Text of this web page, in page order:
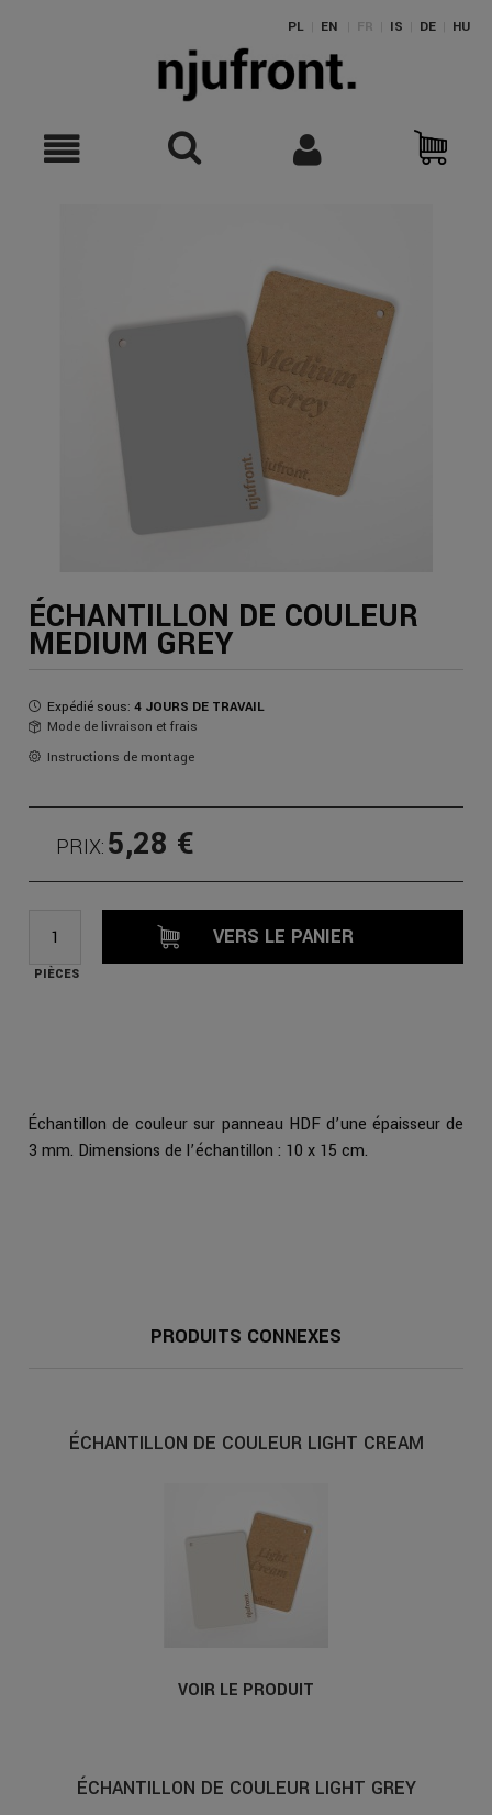
PL EN FR IS DE HU
ÉCHANTILLON DE COULEUR
MEDIUM GREY
Expédié sous: 4 JOURS DE TRAVAIL
Mode de livraison et frais
Instructions de montage
PRIX:5,28 €
PIÈCES
VERS LE PANIER
Échantillon de couleur sur panneau HDF d’une épaisseur de
3 mm. Dimensions de l’échantillon : 10 x 15 cm.
PRODUITS CONNEXES
ÉCHANTILLON DE COULEUR LIGHT CREAM
VOIR LE PRODUIT
ÉCHANTILLON DE COULEUR LIGHT GREY